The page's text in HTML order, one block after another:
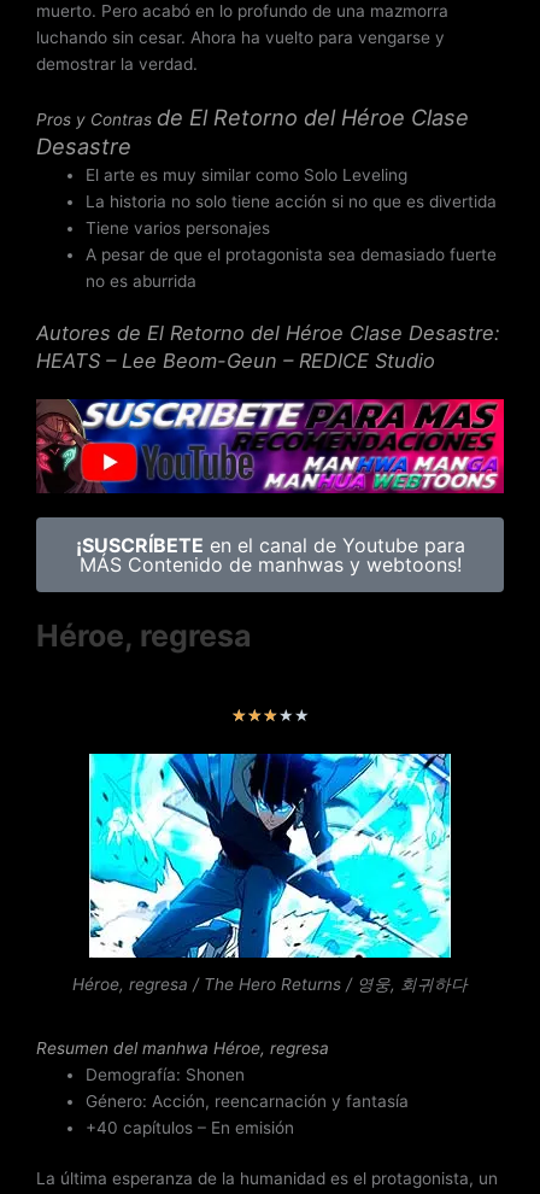
muerto. Pero acabó en lo profundo de una mazmorra
luchando sin cesar. Ahora ha vuelto para vengarse y
demostrar la verdad.
Pros y Contras de El Retorno del Héroe Clase
Desastre
El arte es muy similar como Solo Leveling
La historia no solo tiene acción si no que es divertida
Tiene varios personajes
A pesar de que el protagonista sea demasiado fuerte
no es aburrida
Autores de El Retorno del Héroe Clase Desastre:
HEATS – Lee Beom-Geun – REDICE Studio
¡SUSCRÍBETE en el canal de Youtube para
MÁS Contenido de manhwas y webtoons!
Héroe, regresa
★★★★★V
l
o
a
d
o
c
o
n
e
Héroe, regresa / The Hero Returns / 영웅, 회귀하다
Resumen del manhwa Héroe, regresa
Demografía: Shonen
Género: Acción, reencarnación y fantasía
+40 capítulos – En emisión
La última esperanza de la humanidad es el protagonista, un